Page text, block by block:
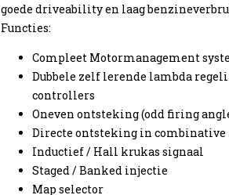
goede driveability en laag
Functies:
Compleet Motormanagement
Dubbele zelf lerende lambda
controllers
Oneven ontsteking (odd firing
Directe ontsteking in combinative
Inductief / Hall krukas signaal
Staged / Banked injectie
Map selector